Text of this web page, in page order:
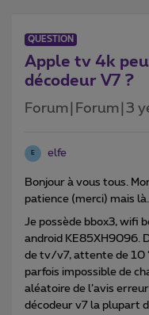
QUESTION
Apple tv 4k
décodeur V7 ?
Forum|Forum|3
E elfe
Bonjour à vous tous.
patience (merci) mais
Je possède bbox3, wifi
android KE85XH9096.
de tv/v7, attente de 10
parfois impossible de
aléatoire de l’avis
décodeur v7 la plupart